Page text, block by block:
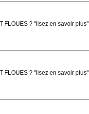
FLOUES ? "lisez en savoir plus"
FLOUES ? "lisez en savoir plus"